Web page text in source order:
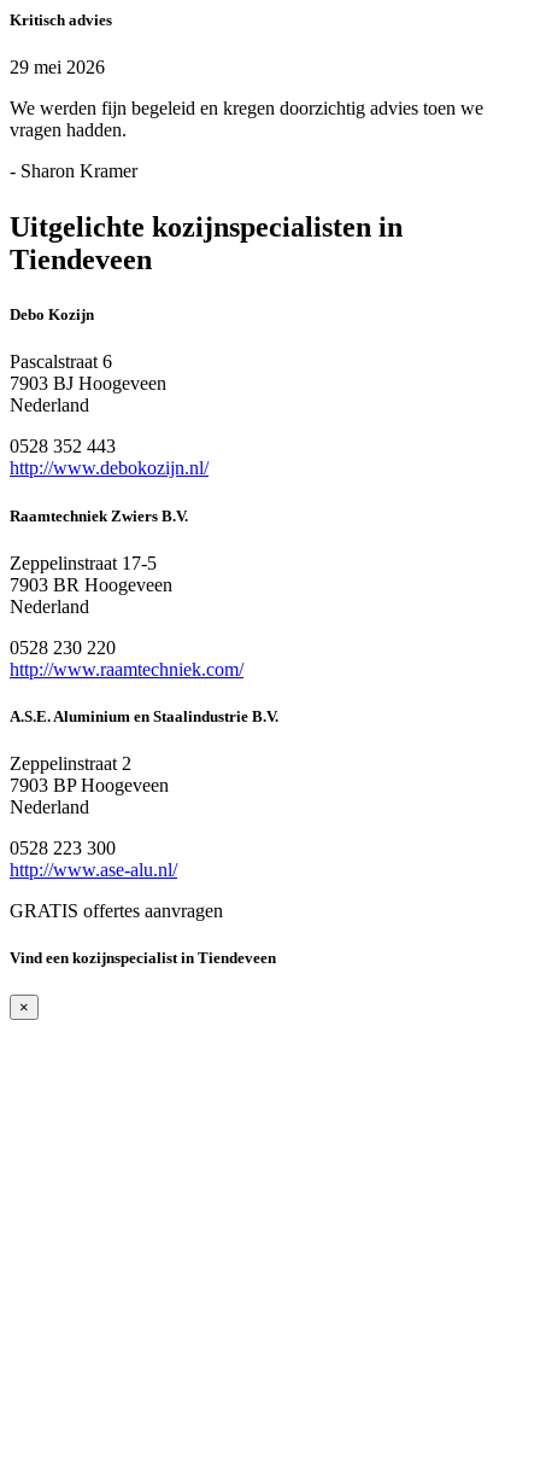
Kritisch advies
29 mei 2026
We werden fijn begeleid en kregen doorzichtig advies toen we
vragen hadden.
- Sharon Kramer
Uitgelichte kozijnspecialisten in
Tiendeveen
Debo Kozijn
Pascalstraat 6
7903 BJ Hoogeveen
Nederland
0528 352 443
http://www.debokozijn.nl/
Raamtechniek Zwiers B.V.
Zeppelinstraat 17-5
7903 BR Hoogeveen
Nederland
0528 230 220
http://www.raamtechniek.com/
A.S.E. Aluminium en Staalindustrie B.V.
Zeppelinstraat 2
7903 BP Hoogeveen
Nederland
0528 223 300
http://www.ase-alu.nl/
GRATIS offertes aanvragen
Vind een kozijnspecialist in Tiendeveen
×